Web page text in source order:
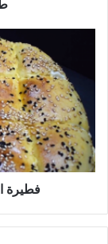
الطريقة
السورية
(فيديو)
فطيرة